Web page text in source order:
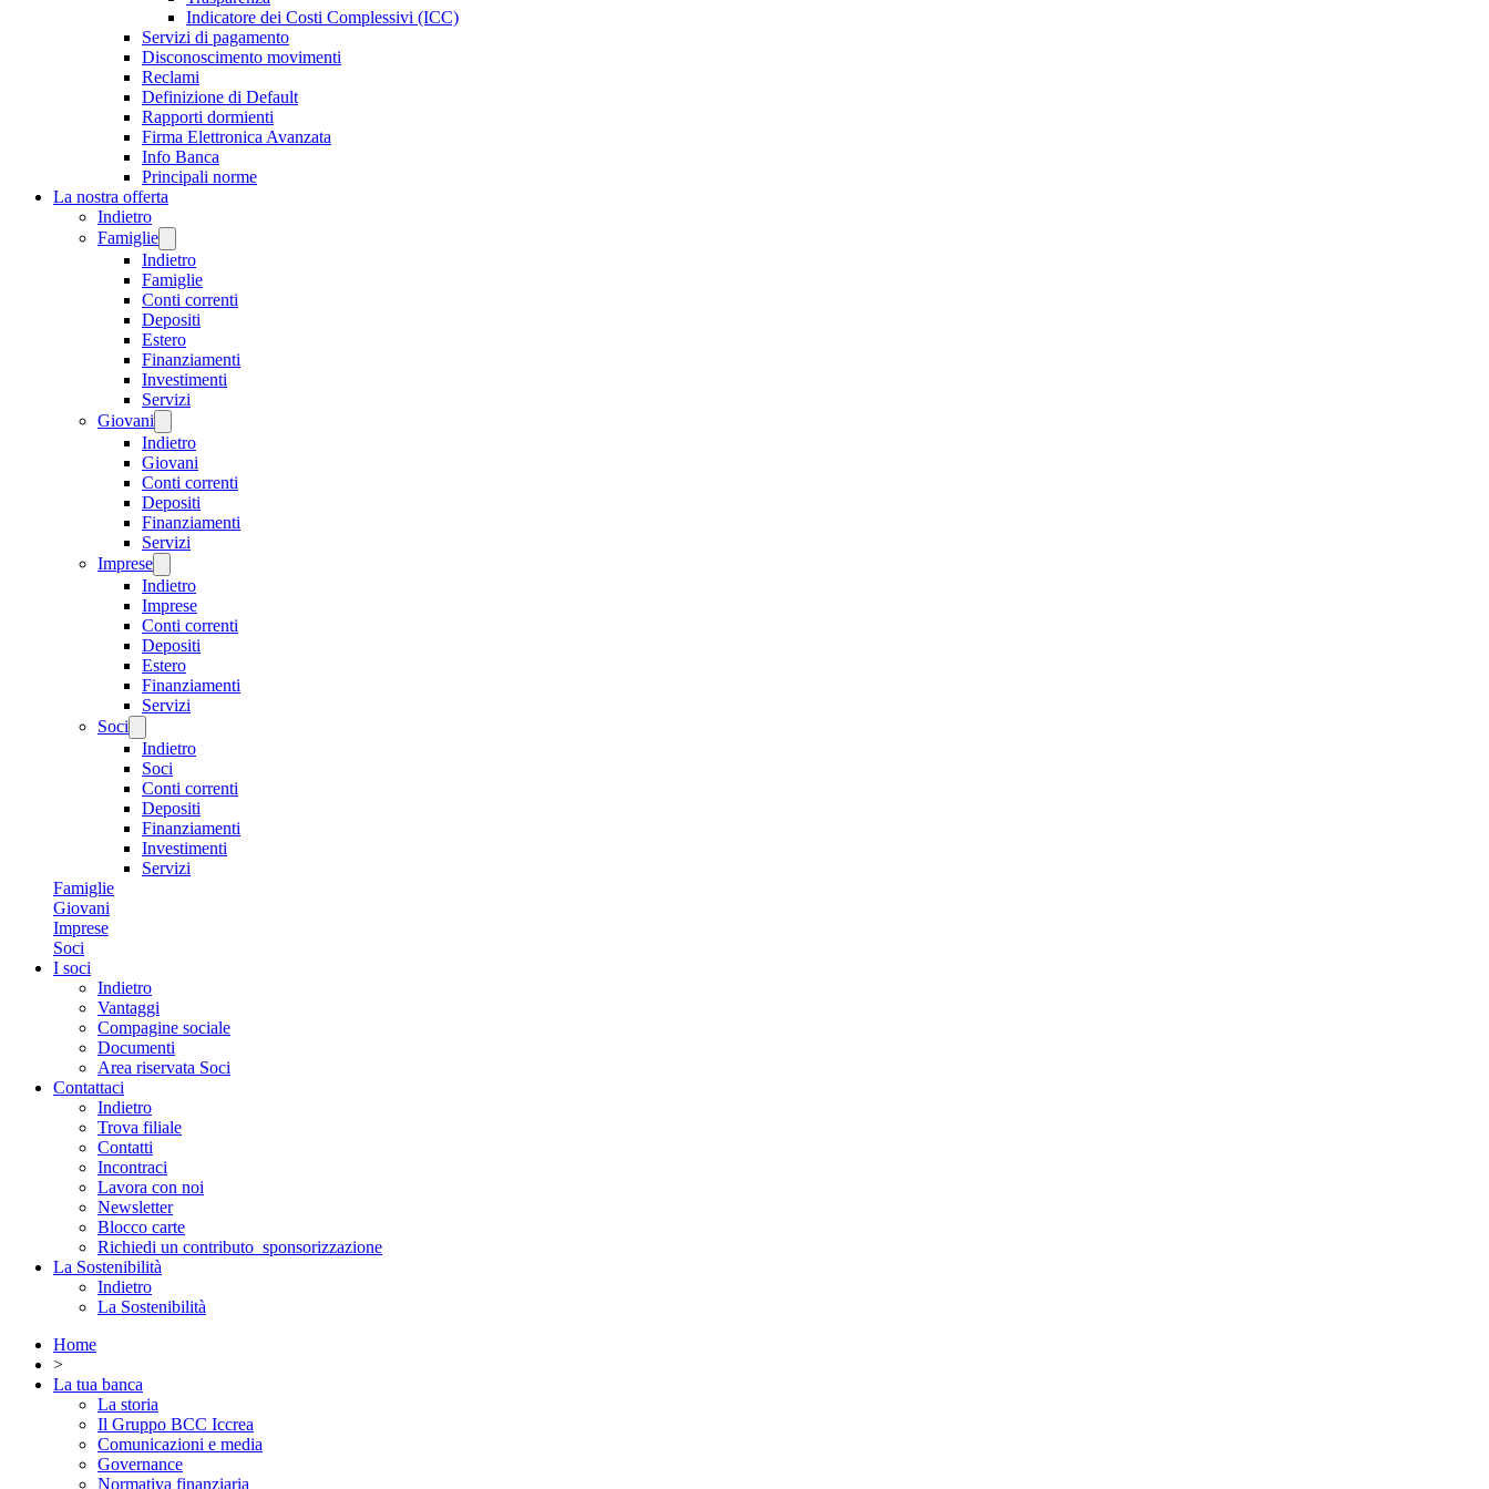
Indicatore dei Costi Complessivi (ICC)
Servizi di pagamento
Disconoscimento movimenti
Reclami
Definizione di Default
Rapporti dormienti
Firma Elettronica Avanzata
Info Banca
Principali norme
La nostra offerta
Indietro
Famiglie
Indietro
Famiglie
Conti correnti
Depositi
Estero
Finanziamenti
Investimenti
Servizi
Giovani
Indietro
Giovani
Conti correnti
Depositi
Finanziamenti
Servizi
Imprese
Indietro
Imprese
Conti correnti
Depositi
Estero
Finanziamenti
Servizi
Soci
Indietro
Soci
Conti correnti
Depositi
Finanziamenti
Investimenti
Servizi
Famiglie
Giovani
Imprese
Soci
I soci
Indietro
Vantaggi
Compagine sociale
Documenti
Area riservata Soci
Contattaci
Indietro
Trova filiale
Contatti
Incontraci
Lavora con noi
Newsletter
Blocco carte
Richiedi un contributo_sponsorizzazione
La Sostenibilità
Indietro
La Sostenibilità
Home
>
La tua banca
La storia
Il Gruppo BCC Iccrea
Comunicazioni e media
Governance
Normativa finanziaria